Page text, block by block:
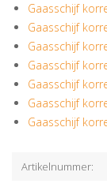
Gaasschijf
Gaasschijf
Gaasschijf
Gaasschijf
Gaasschijf
Gaasschijf
Gaasschijf
Artikelnummer: